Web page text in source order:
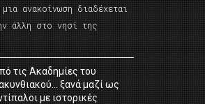
ανακοίνωση διαδέχεται
άλλη στο νησί της
τις Ακαδημίες του
ξανά μαζί ως
με ιστορικές